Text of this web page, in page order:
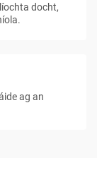
docht,
ag an